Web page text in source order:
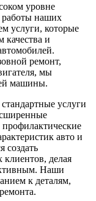
уровне
работы наших
услуги, которые
качества и
ремонт,
мы
машины.
услуги
авто и
создать
делая
Наши
к деталям,